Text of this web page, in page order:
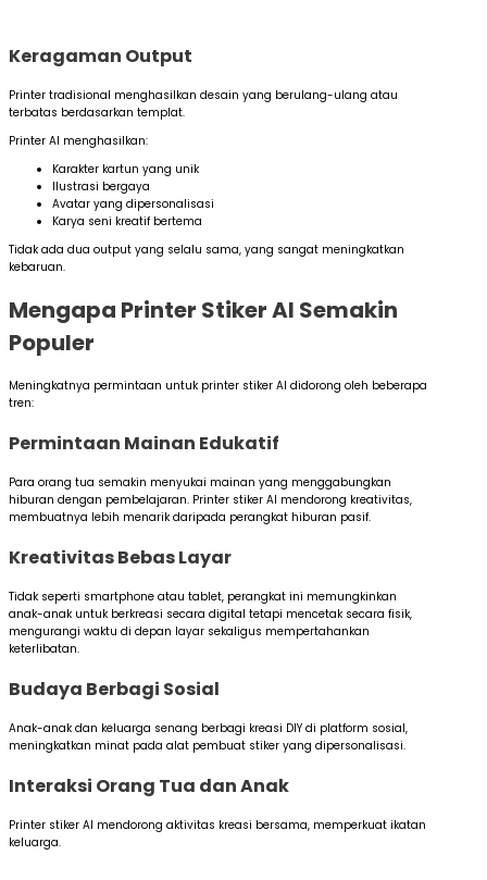
Keragaman Output
Printer tradisional menghasilkan desain yang berulang-ulang atau
terbatas berdasarkan templat.
Printer AI menghasilkan:
Karakter kartun yang unik
Ilustrasi bergaya
Avatar yang dipersonalisasi
Karya seni kreatif bertema
Tidak ada dua output yang selalu sama, yang sangat meningkatkan
kebaruan.
Mengapa Printer Stiker AI Semakin
Populer
Meningkatnya permintaan untuk printer stiker AI didorong oleh beberapa
tren:
Permintaan Mainan Edukatif
Para orang tua semakin menyukai mainan yang menggabungkan
hiburan dengan pembelajaran. Printer stiker AI mendorong kreativitas,
membuatnya lebih menarik daripada perangkat hiburan pasif.
Kreativitas Bebas Layar
Tidak seperti smartphone atau tablet, perangkat ini memungkinkan
anak-anak untuk berkreasi secara digital tetapi mencetak secara fisik,
mengurangi waktu di depan layar sekaligus mempertahankan
keterlibatan.
Budaya Berbagi Sosial
Anak-anak dan keluarga senang berbagi kreasi DIY di platform sosial,
meningkatkan minat pada alat pembuat stiker yang dipersonalisasi.
Interaksi Orang Tua dan Anak
Printer stiker AI mendorong aktivitas kreasi bersama, memperkuat ikatan
keluarga.